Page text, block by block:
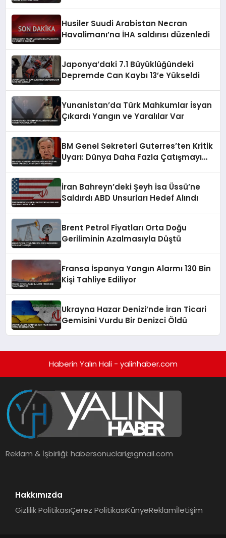
Husiler Suudi Arabistan Necran
Havalimanı’na İHA saldırısı düzenledi
Japonya’daki 7.1 Büyüklüğündeki
Depremde Can Kaybı 13’e Yükseldi
Yunanistan’da Türk Mahkumlar İsyan
Çıkardı Yangın ve Yaralılar Var
BM Genel Sekreteri Guterres’ten Kritik
Uyarı: Dünya Daha Fazla Çatışmayı
İran Bahreyn’deki Şeyh İsa Üssü’ne
Saldırdı ABD Unsurları Hedef Alındı
Brent Petrol Fiyatları Orta Doğu
Geriliminin Azalmasıyla Düştü
Fransa İspanya Yangın Alarmı 130 Bin
Kişi Tahliye Ediliyor
Ukrayna Hazar Denizi’nde İran Ticari
Gemisini Vurdu Bir Denizci Öldü
Haberin Yalın Hali - yalinhaber.com
Reklam & İşbirliği:habersonuclari@gmail.com
Hakkımızda
Gizlilik PolitikasıÇerez PolitikasıKünyeReklamİletişim